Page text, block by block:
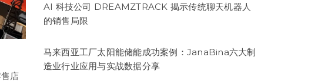
店
AI 科技公司 DREAMZTRACK 揭示传统聊天机器人
的销售局限
马来西亚工厂太阳能储能成功案例：JanaBina六大制
造业行业应用与实战数据分享